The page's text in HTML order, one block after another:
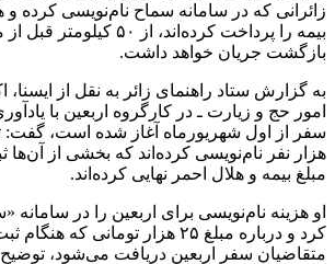
زائرانی که در سامانه سماح نام‌نویسی کرده و
بیمه را پرداخت کرده‌اند، از ۵۰
بازگشت جریان خواهد داشت.
به گزارش ستاد راهنمای زائر به نقل از ایسنا،
امور حج و زیارت ـ در کارگروه اربعین با
هزار نفر نام‌نویسی کرده‌اند که بخشی از آن‌ها
مبلغ بیمه و هلال احمر نهایی کرده‌اند.
او هزینه نام‌نویسی برای اربعین را در سامانه
کرد و درباره مبلغ ۲۵ هزار تومانی که
متقاضیان سفر اربعین دریافت می‌شود، توضیح